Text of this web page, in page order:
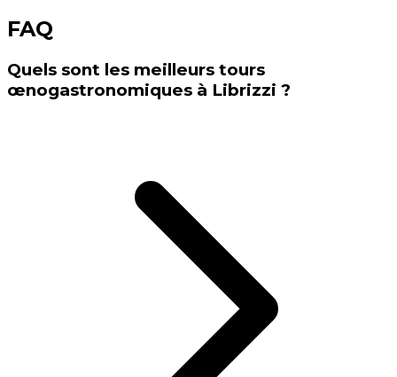
FAQ
Quels sont les meilleurs tours
œnogastronomiques à Librizzi ?